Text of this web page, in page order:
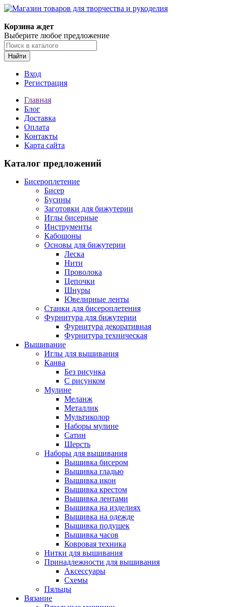
Корзина ждет
Выберите любое предложение
Найти
Вход
Регистрация
Главная
Блог
Доставка
Оплата
Контакты
Карта сайта
Каталог предложений
Бисероплетение
Бисер
Бусины
Заготовки для бижутерии
Иглы бисерные
Инструменты
Кабошоны
Основы для бижутерии
Леска
Нити
Проволока
Цепочки
Шнуры
Ювелирные ленты
Станки для бисероплетения
Фурнитура для бижутерии
Фурнитура декоративная
Фурнитура техническая
Вышивание
Иглы для вышивания
Канва
Без рисунка
С рисунком
Мулине
Меланж
Металлик
Мультиколор
Наборы мулине
Сатин
Шерсть
Наборы для вышивания
Вышивка бисером
Вышивка гладью
Вышивка икон
Вышивка крестом
Вышивка лентами
Вышивка на изделиях
Вышивка на одежде
Вышивка подушек
Вышивка часов
Ковровая техника
Нитки для вышивания
Принадлежности для вышивания
Аксессуары
Схемы
Пяльцы
Вязание